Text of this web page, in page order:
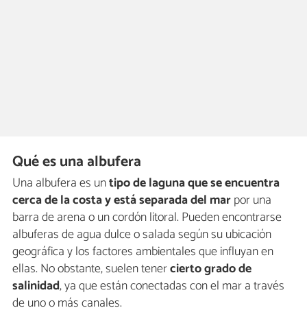
Qué es una albufera
Una albufera es untipo de laguna que se encuentra
cerca de la costa y está separada del marpor una
barra de arena o un cordón litoral. Pueden encontrarse
albuferas de agua dulce o salada según su ubicación
geográfica y los factores ambientales que influyan en
ellas. No obstante, suelen tenercierto grado de
salinidad, ya que están conectadas con el mar a través
de uno o más canales.